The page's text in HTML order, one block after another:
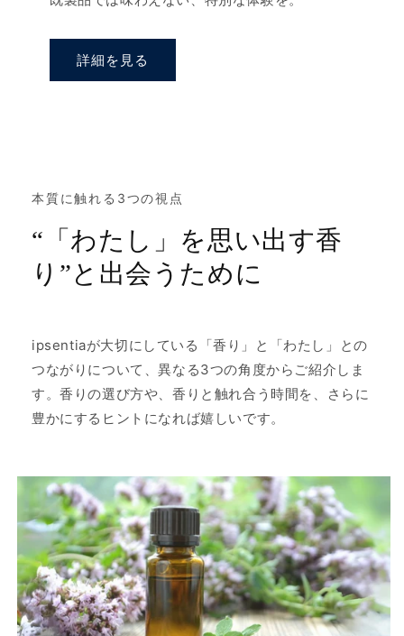
詳細を見る
本質に触れる3つの視点
“「わたし」を思い出す香
り”と出会うために
ipsentiaが大切にしている「香り」と「わたし」との
つながりについて、異なる3つの角度からご紹介しま
す。香りの選び方や、香りと触れ合う時間を、さらに
豊かにするヒントになれば嬉しいです。